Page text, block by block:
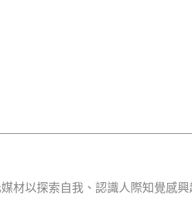
材以探索自我、認識人際知覺感興